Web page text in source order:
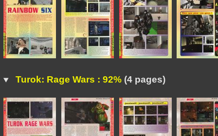
Turok: Rage Wars : 92%(4 pages)